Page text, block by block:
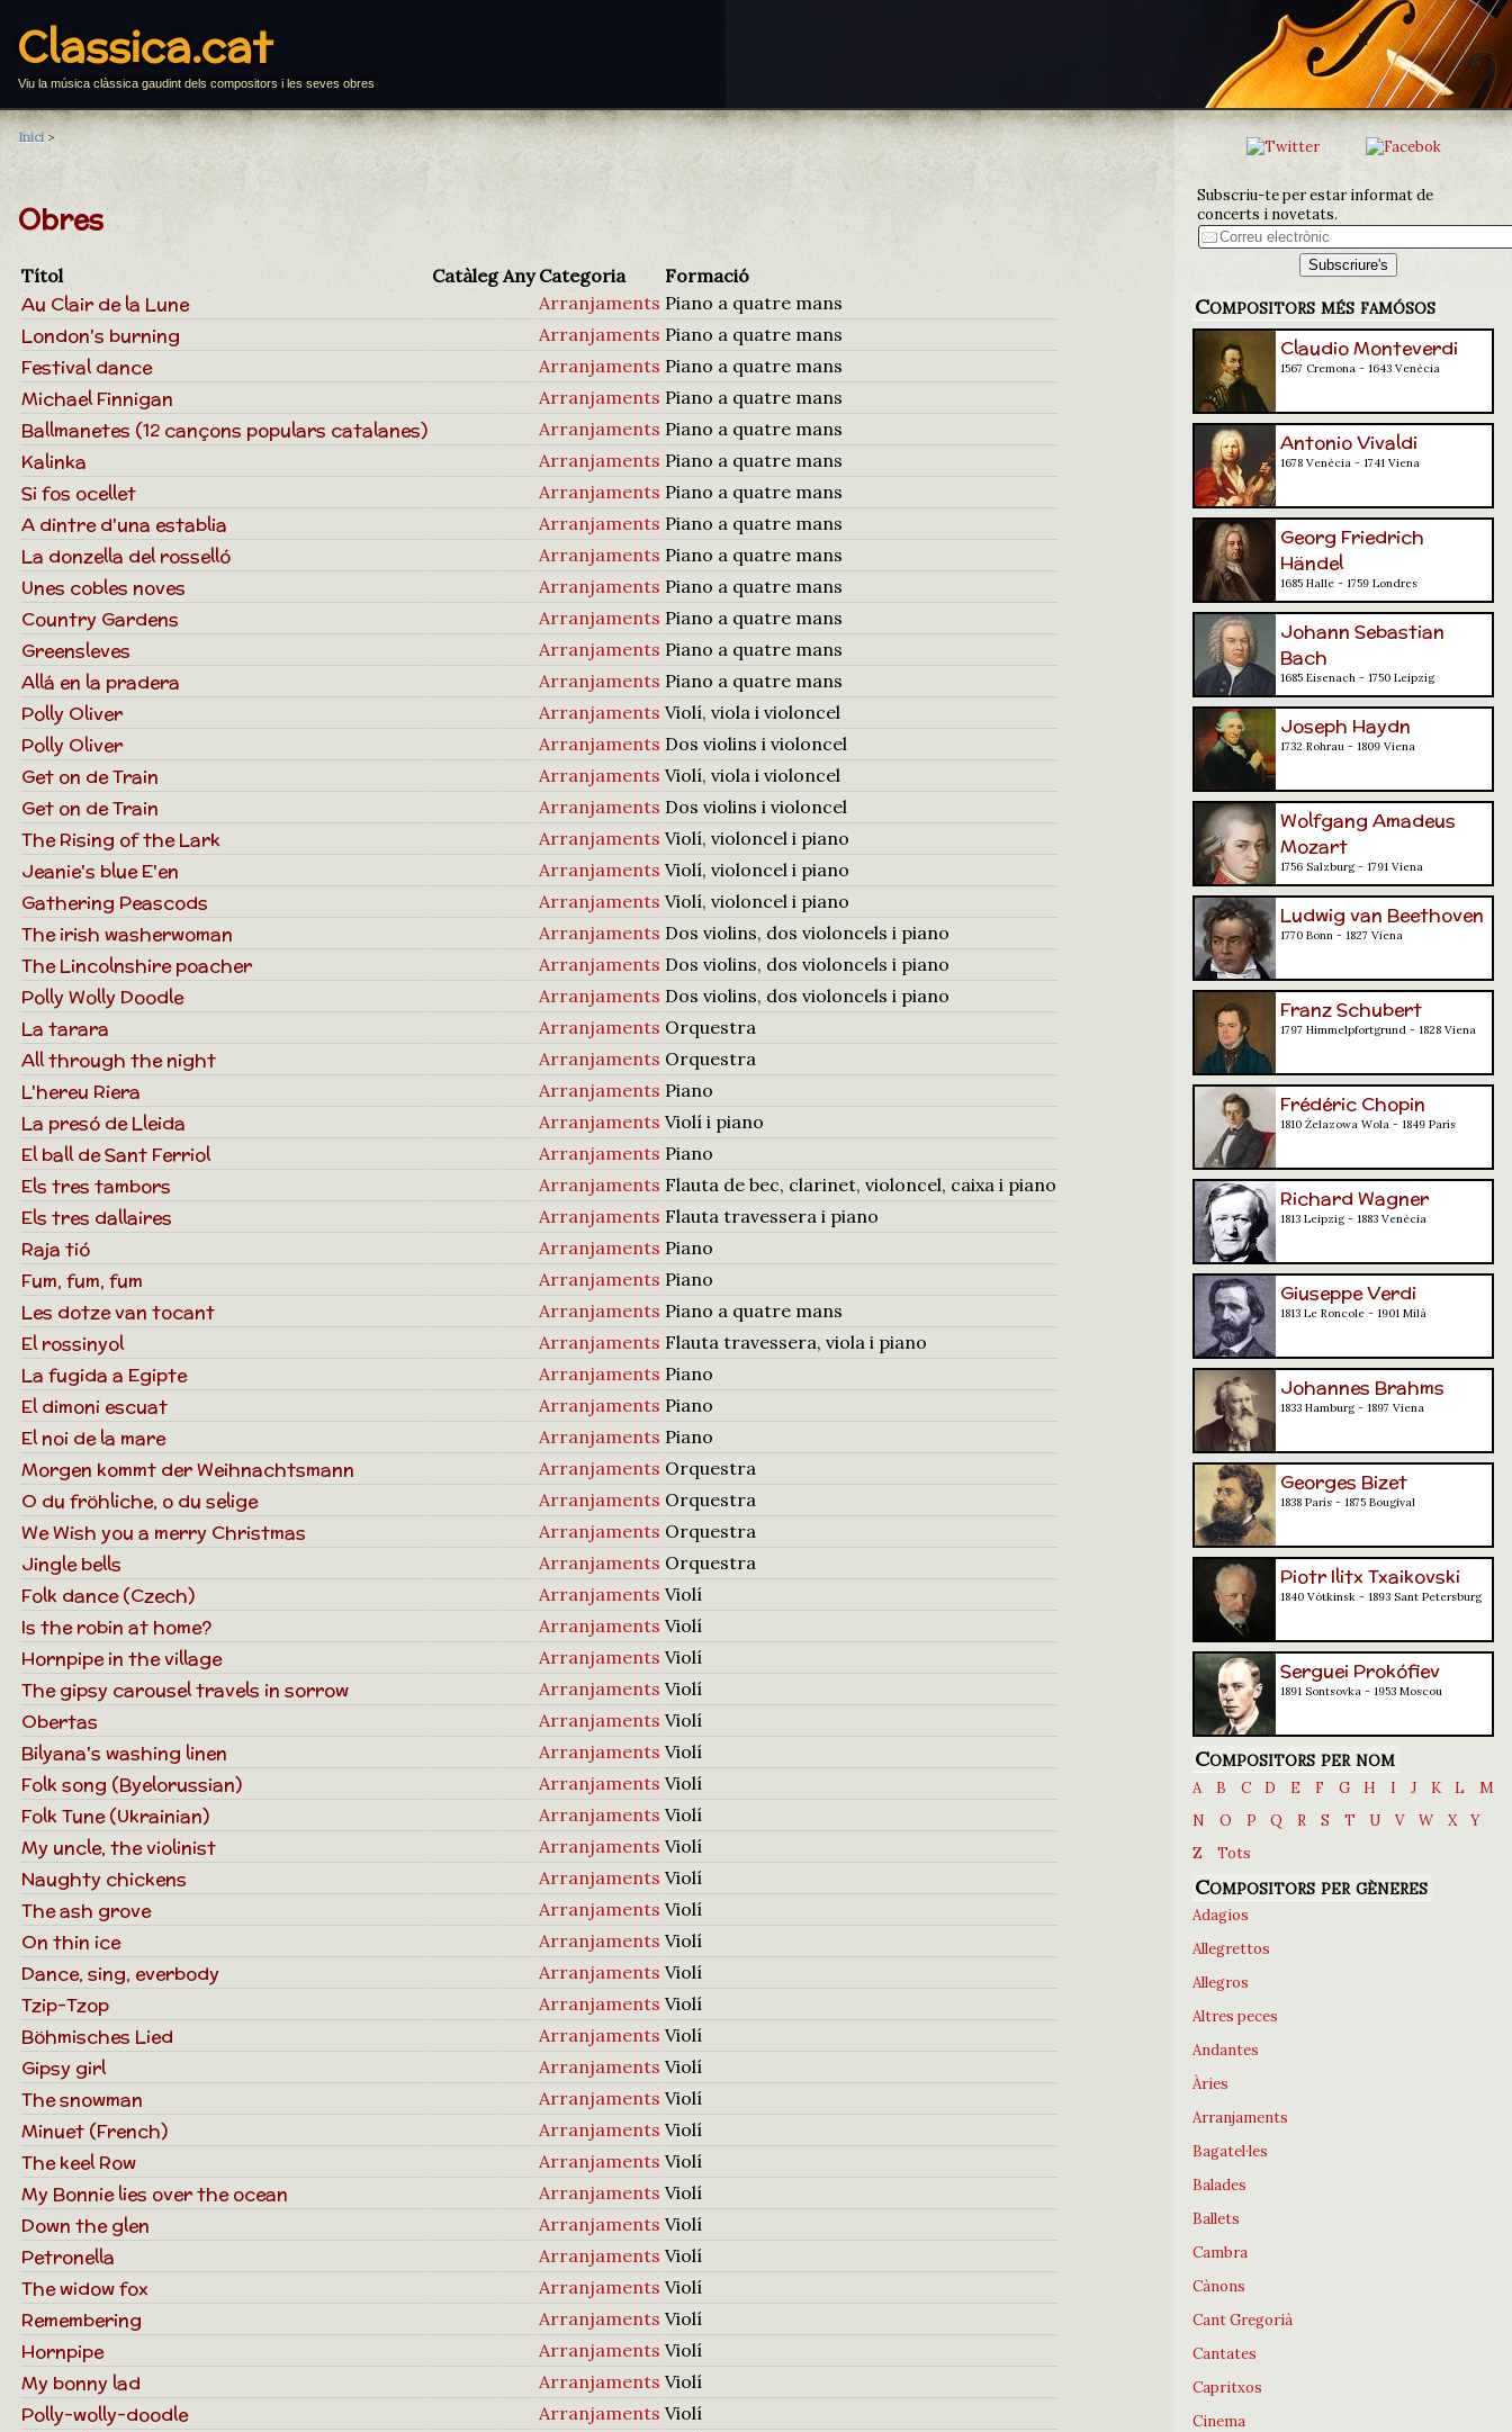
Classica.cat
Viu la música clàssica gaudint dels compositors i les seves obres
Inici >
Obres
Títol Catàleg Any Categoria Formació
Au Clair de la Lune Arranjaments Piano a quatre mans
London's burning Arranjaments Piano a quatre mans
Festival dance Arranjaments Piano a quatre mans
Michael Finnigan Arranjaments Piano a quatre mans
Ballmanetes (12 cançons populars catalanes) Arranjaments Piano a quatre mans
Kalinka Arranjaments Piano a quatre mans
Si fos ocellet Arranjaments Piano a quatre mans
A dintre d'una establia Arranjaments Piano a quatre mans
La donzella del rosselló Arranjaments Piano a quatre mans
Unes cobles noves Arranjaments Piano a quatre mans
Country Gardens Arranjaments Piano a quatre mans
Greensleves Arranjaments Piano a quatre mans
Allá en la pradera Arranjaments Piano a quatre mans
Polly Oliver Arranjaments Violí, viola i violoncel
Polly Oliver Arranjaments Dos violins i violoncel
Get on de Train Arranjaments Violí, viola i violoncel
Get on de Train Arranjaments Dos violins i violoncel
The Rising of the Lark Arranjaments Violí, violoncel i piano
Jeanie's blue E'en Arranjaments Violí, violoncel i piano
Gathering Peascods Arranjaments Violí, violoncel i piano
The irish washerwoman Arranjaments Dos violins, dos violoncels i piano
The Lincolnshire poacher Arranjaments Dos violins, dos violoncels i piano
Polly Wolly Doodle Arranjaments Dos violins, dos violoncels i piano
La tarara Arranjaments Orquestra
All through the night Arranjaments Orquestra
L'hereu Riera Arranjaments Piano
La presó de Lleida Arranjaments Violí i piano
El ball de Sant Ferriol Arranjaments Piano
Els tres tambors Arranjaments Flauta de bec, clarinet, violoncel, caixa i piano
Els tres dallaires Arranjaments Flauta travessera i piano
Raja tió Arranjaments Piano
Fum, fum, fum Arranjaments Piano
Les dotze van tocant Arranjaments Piano a quatre mans
El rossinyol Arranjaments Flauta travessera, viola i piano
La fugida a Egipte Arranjaments Piano
El dimoni escuat Arranjaments Piano
El noi de la mare Arranjaments Piano
Morgen kommt der Weihnachtsmann Arranjaments Orquestra
O du fröhliche, o du selige Arranjaments Orquestra
We Wish you a merry Christmas Arranjaments Orquestra
Jingle bells Arranjaments Orquestra
Folk dance (Czech) Arranjaments Violí
Is the robin at home? Arranjaments Violí
Hornpipe in the village Arranjaments Violí
The gipsy carousel travels in sorrow Arranjaments Violí
Obertas Arranjaments Violí
Bilyana's washing linen Arranjaments Violí
Folk song (Byelorussian) Arranjaments Violí
Folk Tune (Ukrainian) Arranjaments Violí
My uncle, the violinist Arranjaments Violí
Naughty chickens Arranjaments Violí
The ash grove Arranjaments Violí
On thin ice Arranjaments Violí
Dance, sing, everbody Arranjaments Violí
Tzip-Tzop Arranjaments Violí
Böhmisches Lied Arranjaments Violí
Gipsy girl Arranjaments Violí
The snowman Arranjaments Violí
Minuet (French) Arranjaments Violí
The keel Row Arranjaments Violí
My Bonnie lies over the ocean Arranjaments Violí
Down the glen Arranjaments Violí
Petronella Arranjaments Violí
The widow fox Arranjaments Violí
Remembering Arranjaments Violí
Hornpipe Arranjaments Violí
My bonny lad Arranjaments Violí
Polly-wolly-doodle Arranjaments Violí
Subscriu-te per estar informat de
concerts i novetats.
Compositors més famósos
Claudio Monteverdi
1567 Cremona - 1643 Venècia
Antonio Vivaldi
1678 Venècia - 1741 Viena
Georg Friedrich
Händel
1685 Halle - 1759 Londres
Johann Sebastian
Bach
1685 Eisenach - 1750 Leipzig
Joseph Haydn
1732 Rohrau - 1809 Viena
Wolfgang Amadeus
Mozart
1756 Salzburg - 1791 Viena
Ludwig van Beethoven
1770 Bonn - 1827 Viena
Franz Schubert
1797 Himmelpfortgrund - 1828 Viena
Frédéric Chopin
1810 Żelazowa Wola - 1849 París
Richard Wagner
1813 Leipzig - 1883 Venècia
Giuseppe Verdi
1813 Le Roncole - 1901 Milà
Johannes Brahms
1833 Hamburg - 1897 Viena
Georges Bizet
1838 París - 1875 Bougival
Piotr Ilitx Txaikovski
1840 Vótkinsk - 1893 Sant Petersburg
Serguei Prokófiev
1891 Sontsovka - 1953 Moscou
Compositors per nom
A B C D E F G H I J K L
M
N
O P Q R S T U V W X
Y
Z
Tots
Compositors per gèneres
Adagios
Allegrettos
Allegros
Altres peces
Andantes
Àries
Arranjaments
Bagatel·les
Balades
Ballets
Cambra
Cànons
Cant Gregorià
Cantates
Capritxos
Cinema